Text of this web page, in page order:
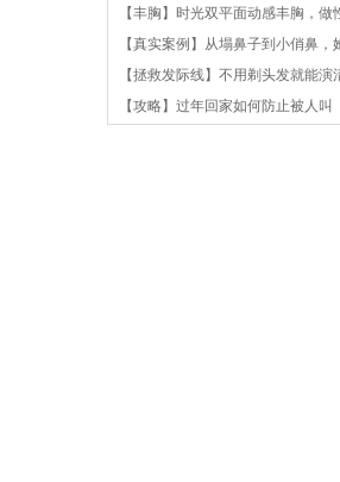
【丰胸】时光双平面动感丰胸，做
【真实案例】从塌鼻子到小俏鼻，
【拯救发际线】不用剃头发就能演
【攻略】过年回家如何防止被人